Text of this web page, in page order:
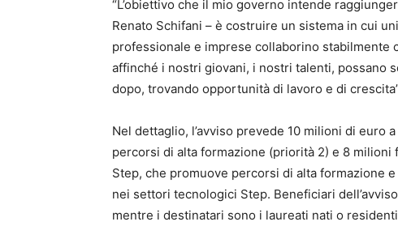
“L’obiettivo che il mio governo intende
Renato Schifani – è costruire un sistema in cui
professionale e imprese collaborino
affinché i nostri giovani, i nostri talenti, possano
dopo, trovando opportunità di lavoro e di
Nel dettaglio, l’avviso prevede 10 milioni di
percorsi di alta formazione (priorità 2) e 8
Step, che promuove percorsi di alta formazione
nei settori tecnologici Step. Beneficiari
mentre i destinatari sono i laureati nati o residenti